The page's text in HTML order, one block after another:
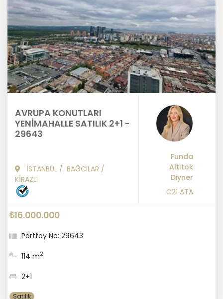
AVRUPA KONUTLARI
YENİMAHALLE SATILIK 2+1 -
29643
İSTANBUL / BAĞCILAR /
KİRAZLI
Funda
Altıtok
Diyner
C21 ATA
₺16.000.000
Portföy No: 29643
114 m2
2+1
Satılık